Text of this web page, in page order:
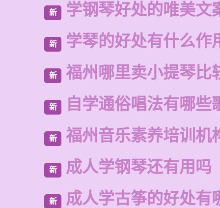
新 学钢琴好处的唯美文
新 学琴的好处有什么作
新 福州哪里卖小提琴比
新 自学通俗唱法有哪些
新 福州音乐素养培训机
新 成人学钢琴还有用吗
新 成人学古筝的好处有